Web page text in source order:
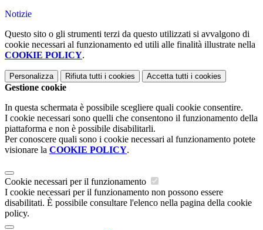
Notizie
Questo sito o gli strumenti terzi da questo utilizzati si avvalgono di
cookie necessari al funzionamento ed utili alle finalità illustrate nella
COOKIE POLICY.
Personalizza Rifiuta tutti i cookies Accetta tutti i cookies
Gestione cookie
In questa schermata è possibile scegliere quali cookie consentire.
I cookie necessari sono quelli che consentono il funzionamento della
piattaforma e non è possibile disabilitarli.
Per conoscere quali sono i cookie necessari al funzionamento potete
visionare la COOKIE POLICY.
Cookie necessari per il funzionamento
I cookie necessari per il funzionamento non possono essere
disabilitati. È possibile consultare l'elenco nella pagina della cookie
policy.